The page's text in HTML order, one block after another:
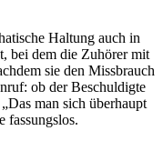
Haltung auch in
bei dem die Zuhörer mit
sie den Missbrauch
ob der Beschuldigte
man sich überhaupt
fassungslos.